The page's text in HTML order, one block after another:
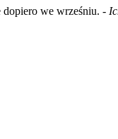
dopiero we wrześniu. -